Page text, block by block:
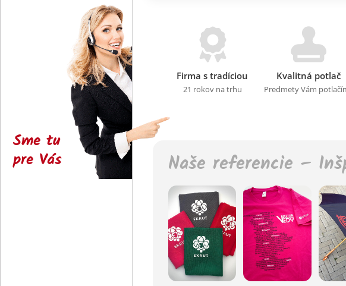
Sme tu
pre Vás
Firma s tradíciou
21 rokov na trhu
Kvalitná potlač
Predmety Vám
Naše referencie –